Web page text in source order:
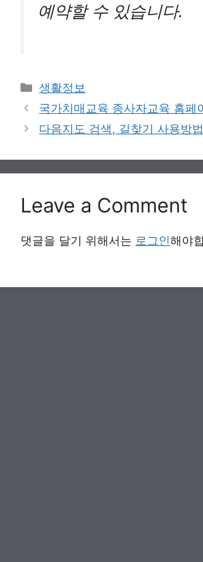
예약할 수 있습니다.
Categories
생활정보
국가치매교육 종사자교육 홈페
다음지도 검색, 길찾기 사용방법
Leave a Comment
댓글을 달기 위해서는 로그인해야